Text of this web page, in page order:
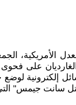
الأمريكية،
على فحوى
رسائل
"ليتل سانت